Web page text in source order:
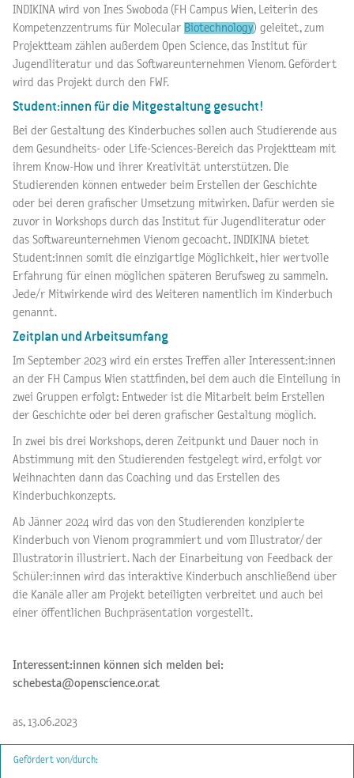
INDIKINA wird von Ines Swoboda (FH Campus Wien, Leiterin des
Kompetenzzentrums für Molecular Biotechnology) geleitet, zum
Projektteam zählen außerdem Open Science, das Institut für
Jugendliteratur und das Softwareunternehmen Vienom. Gefördert
wird das Projekt durch den FWF.
Student:innen für die Mitgestaltung gesucht!
Bei der Gestaltung des Kinderbuches sollen auch Studierende aus
dem Gesundheits- oder Life-Sciences-Bereich das Projektteam ­mit
ihrem Know-How und ihrer Kreativität unterstützen. Die
Studierenden können entweder beim Erstellen der Geschichte
oder bei deren grafischer Umsetzung mitwirken. Dafür werden sie
zuvor in Workshops durch das Institut für Jugendliteratur oder
das Softwareunternehmen Vienom gecoacht. INDIKINA bietet
Student:innen somit die einzigartige Möglichkeit, hier wertvolle
Erfahrung für einen möglichen späteren Berufsweg zu sammeln.
Jede/r Mitwirkende wird des Weiteren namentlich im Kinderbuch
genannt.
Zeitplan und Arbeitsumfang
Im September 2023 wird ein erstes Treffen aller Interessent:innen
an der FH Campus Wien stattfinden, bei dem auch die Einteilung in
zwei Gruppen erfolgt: Entweder ist die Mitarbeit beim Erstellen
der Geschichte oder bei deren grafischer Gestaltung möglich.
In zwei bis drei Workshops, deren Zeitpunkt und Dauer noch in
Abstimmung mit den Studierenden festgelegt wird, erfolgt vor
Weihnachten dann das Coaching und das Erstellen des
Kinderbuchkonzepts.
Ab Jänner 2024 wird das von den Studierenden konzipierte
Kinderbuch von Vienom programmiert und vom Illustrator/ der
Illustratorin illustriert. Nach der Einarbeitung von Feedback der
Schüler:innen wird das interaktive Kinderbuch anschließend über
die Kanäle aller am Projekt beteiligten verbreitet und auch bei
einer öffentlichen Buchpräsentation vorgestellt.
Interessent:innen können sich melden bei:
schebesta@openscience.or.at
as, 13.06.2023
Gefördert von/durch: